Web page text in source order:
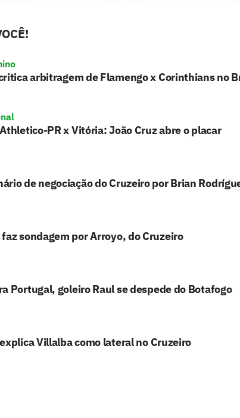
arbitragem de Flamengo x Corinthians no
PR x Vitória: João Cruz abre o placar
de negociação do Cruzeiro por Brian
sondagem por Arroyo, do Cruzeiro
Portugal, goleiro Raul se despede do Botafogo
Villalba como lateral no Cruzeiro